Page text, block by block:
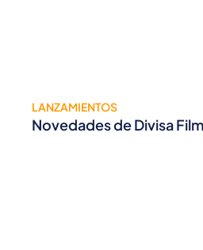
LANZAMIENTOS
Novedades de Divisa